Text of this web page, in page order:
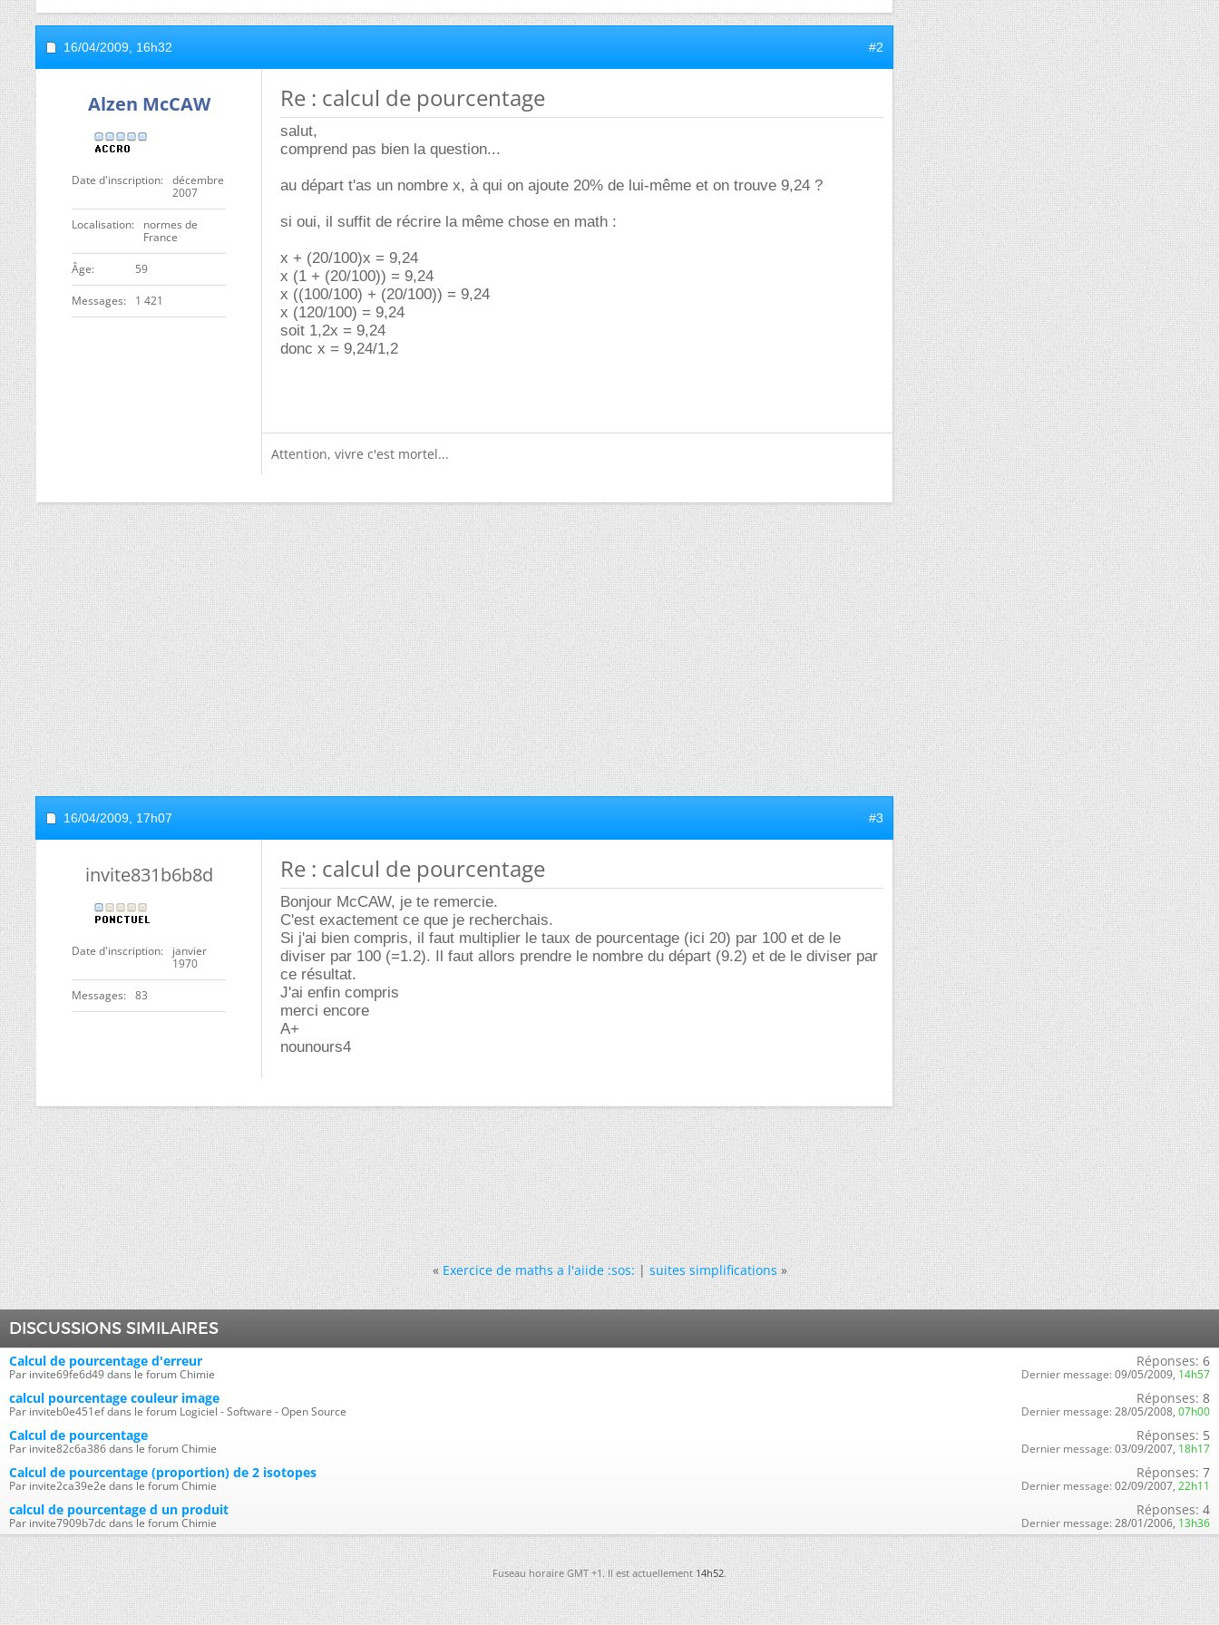
16/04/2009, 16h32 #2
Alzen McCAW
Date d'inscription
décembre
2007
Localisation
normes de
France
ge 59
Messages 1 421
Re : calcul de pourcentage
salut,
comprend pas bien la question...
au départ t'as un nombre x, à qui on ajoute 20% de lui-même et on trouve 9,24 ?
si oui, il suffit de récrire la même chose en math :
x + (20/100)x = 9,24
x (1 + (20/100)) = 9,24
x ((100/100) + (20/100)) = 9,24
x (120/100) = 9,24
soit 1,2x = 9,24
donc x = 9,24/1,2
Attention, vivre c'est mortel...
16/04/2009, 17h07 #3
invite831b6b8d
Date d'inscription
janvier
1970
Messages 83
Re : calcul de pourcentage
Bonjour McCAW, je te remercie.
C'est exactement ce que je recherchais.
Si j'ai bien compris, il faut multiplier le taux de pourcentage (ici 20) par 100 et de le
diviser par 100 (=1.2). Il faut allors prendre le nombre du départ (9.2) et de le diviser par
ce résultat.
J'ai enfin compris
merci encore
A+
nounours4
« Exercice de maths a l'aiide :sos:|suites simplifications »
DISCUSSIONS SIMILAIRES
Calcul de pourcentage d'erreur
Par invite69fe6d49 dans le forum Chimie
Réponses: 6
Dernier message: 09/05/2009, 14h57
calcul pourcentage couleur image
Par inviteb0e451ef dans le forum Logiciel - Software - Open Source
Réponses: 8
Dernier message: 28/05/2008, 07h00
Calcul de pourcentage
Par invite82c6a386 dans le forum Chimie
Réponses: 5
Dernier message: 03/09/2007, 18h17
Calcul de pourcentage (proportion) de 2 isotopes
Par invite2ca39e2e dans le forum Chimie
Réponses: 7
Dernier message: 02/09/2007, 22h11
calcul de pourcentage d un produit
Par invite7909b7dc dans le forum Chimie
Réponses: 4
Dernier message: 28/01/2006, 13h36
Fuseau horaire GMT +1. Il est actuellement14h52.